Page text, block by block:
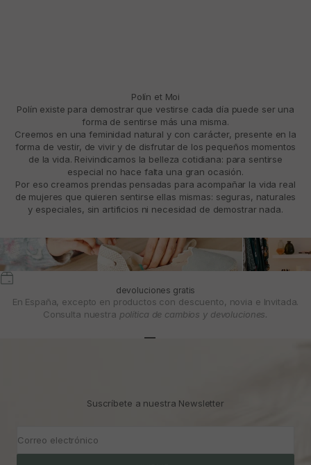
Polín et Moi
Polín existe para demostrar que vestirse cada día puede ser una
forma de sentirse más una misma.
Creemos en una feminidad natural y con carácter, presente en la
forma de vestir, de vivir y de disfrutar de los pequeños momentos
de la vida. Reivindicamos la belleza cotidiana: para sentirse
especial no hace falta una gran ocasión.
Por eso creamos prendas pensadas para acompañar la vida real
de mujeres que quieren sentirse ellas mismas: seguras, naturales
y especiales, sin artificios ni necesidad de demostrar nada.
devoluciones gratis
En España, excepto en productos con descuento, novia e Invitada.
Consulta nuestra política de cambios y devoluciones.
Suscríbete a nuestra Newsletter
Correo electrónico